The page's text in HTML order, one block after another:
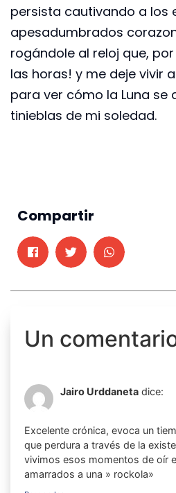
persista cautivando a los
apesadumbrados
rogándole al reloj que,
las horas! y me deje vivir
para ver cómo la Luna se
tinieblas de mi soledad.
Compartir
Un
Jairo Urddaneta dice:
Excelente crónica, evoca un
que perdura a través de la
vivimos esos momentos de oír
amarrados a una » rockola»